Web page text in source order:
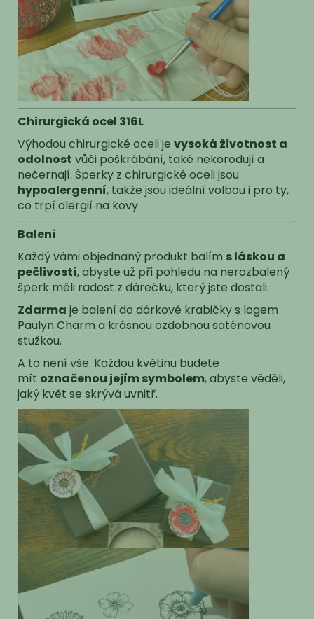
Chirurgická ocel 316L
Výhodou chirurgické oceli je vysoká životnost a
odolnost vůči poškrábání, také nekorodují a
nečernají. Šperky z chirurgické oceli jsou
hypoalergenní, takže jsou ideální volbou i pro ty,
co trpí alergií na kovy.
Balení
Každý vámi objednaný produkt balím s láskou a
pečlivostí, abyste už při pohledu na nerozbalený
šperk měli radost z dárečku, který jste dostali.
Zdarma je balení do dárkové krabičky s logem
Paulyn Charm a krásnou ozdobnou saténovou
stužkou.
A to není vše. Každou květinu budete
mít označenou jejím symbolem, abyste věděli,
jaký květ se skrývá uvnitř.